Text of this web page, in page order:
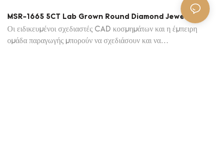
MSR-1665 5CT Lab Grown Round Diamond Jewelry
Custom 18K Ring Luxury Κοσμήματα | Κοσμήματα Messi
Οι ειδικευμένοι σχεδιαστές CAD κοσμημάτων και η έμπειρη
ομάδα παραγωγής μπορούν να σχεδιάσουν και να